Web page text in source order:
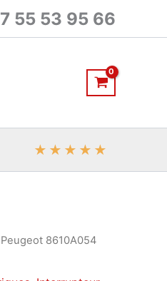
55 53 95 66
★ ★ ★ ★ ★
8610A054